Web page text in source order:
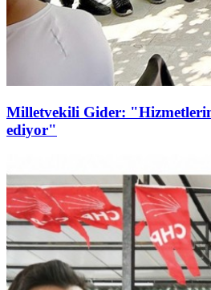
Milletvekili Gider:
ediyor"